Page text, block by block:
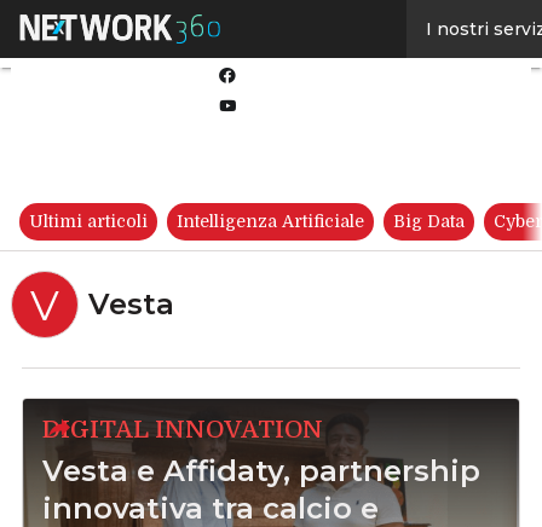
I nostri
Ultimi articoli Intelligenza Artificiale Big Data
V Vesta
DIGITAL INNOVATION
Vesta e Affidaty, partnership
innovativa tra calcio e